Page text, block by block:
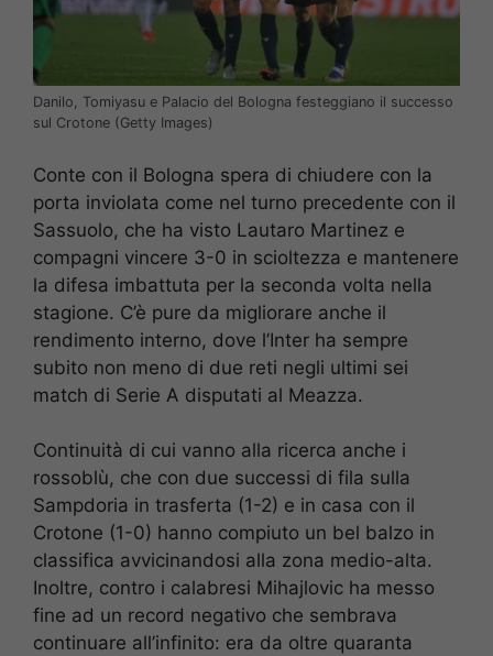
Danilo, Tomiyasu e Palacio del Bologna festeggiano il successo
sul Crotone (Getty Images)
Conte con il Bologna spera di chiudere con la
porta inviolata come nel turno precedente con il
Sassuolo, che ha visto Lautaro Martinez e
compagni vincere 3-0 in scioltezza e mantenere
la difesa imbattuta per la seconda volta nella
stagione. C’è pure da migliorare anche il
rendimento interno, dove l’Inter ha sempre
subito non meno di due reti negli ultimi sei
match di Serie A disputati al Meazza.
Continuità di cui vanno alla ricerca anche i
rossoblù, che con due successi di fila sulla
Sampdoria in trasferta (1-2) e in casa con il
Crotone (1-0) hanno compiuto un bel balzo in
classifica avvicinandosi alla zona medio-alta.
Inoltre, contro i calabresi Mihajlovic ha messo
fine ad un record negativo che sembrava
continuare all’infinito: era da oltre quaranta